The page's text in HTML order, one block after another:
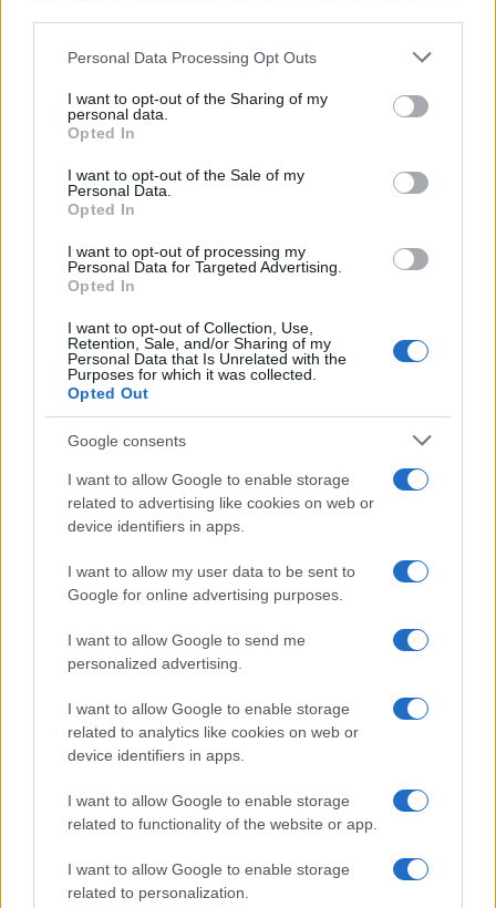
Please note that this website/app uses one or more Google
not limited to your visit or usage behaviour. You may click to
grant or deny consent to Google and its third-party tags to
use your data for below specified purposes in below Google
consent section.
Personal Data Processing Opt Outs
I want to opt-out of the Sharing of my
personal data.
Opted In
I want to opt-out of the Sale of my
Personal Data.
Opted In
I want to opt-out of processing my
Personal Data for Targeted Advertising.
Opted In
I want to opt-out of Collection, Use,
Retention, Sale, and/or Sharing of my
Personal Data that Is Unrelated with the
Purposes for which it was collected.
Opted Out
Google consents
I want to allow Google to enable storage
related to advertising like cookies on web or
device identifiers in apps.
I want to allow my user data to be sent to
Google for online advertising purposes.
I want to allow Google to send me
personalized advertising.
I want to allow Google to enable storage
related to analytics like cookies on web or
device identifiers in apps.
I want to allow Google to enable storage
related to functionality of the website or app.
I want to allow Google to enable storage
related to personalization.
ΑΘΛΗΤΙΣΜΟΣ
της Παγκόσμιας Ομοσπονδίας
18/11/2025 - 6:14μμ
ΑΘΛΗΤΙΣΜΟΣ
Ασημένιο στο Παγκόσμιο πρωτάθλημα ο Καραλής – Νέο
παγκόσμιο ρεκόρ ο απίθανος Ντουπλάντις!
15/09/2025 - 5:13μμ